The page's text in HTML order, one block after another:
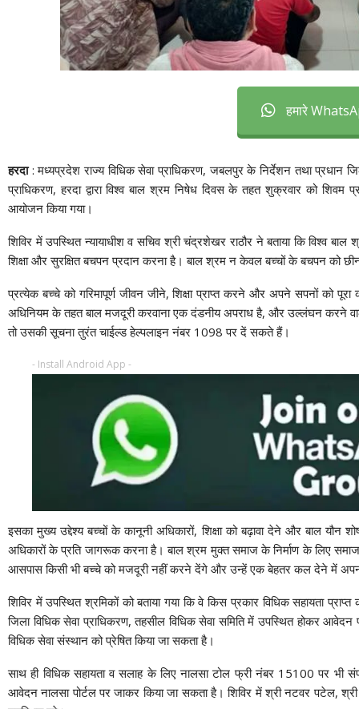
हमारे
हरदा: मध्यप्रदेश राज्य विधिक सेवा प्राधिकरण, जबलपुर के निर्देशन तथा प्रधान
प्राधिकरण, हरदा द्वारा विश्व बाल श्रम निषेध दिवस के तहत शुक्रवार को शिवम
आयोजन किया गया।
शिविर में उपस्थित न्यायाधीश व सचिव श्री चंद्रशेखर राठौर ने बताया कि विश्व
शिक्षा और सुरक्षित बचपन प्रदान करना है। बाल श्रम न केवल बच्चों के बचपन को
प्रत्येक बच्चे को गरिमापूर्ण जीवन जीने, शिक्षा प्राप्त करने और अपने सपनों को
अधिनियम के तहत बाल मजदूरी करवाना एक दंडनीय अपराध है, और उल्लंघन करने
तो उसकी सूचना तुरंत चाईल्ड हेल्पलाइन नंबर 1098 पर दें सकते हैं।
- Install Android App -
इसका मुख्य उद्देश्य बच्चों के कानूनी अधिकारों, शिक्षा को बढ़ावा देने और बाल यौन
अधिकारों के प्रति जागरूक करना है। बाल श्रम मुक्त समाज के निर्माण के लिए
आसपास किसी भी बच्चे को मजदूरी नहीं करने देंगे और उन्हें एक बेहतर कल देने में
शिविर में उपस्थित श्रमिकों को बताया गया कि वे किस प्रकार विधिक सहायता
जिला विधिक सेवा प्राधिकरण, तहसील विधिक सेवा समिति में उपस्थित होकर
विधिक सेवा संस्थान को प्रेषित किया जा सकता है।
साथ ही विधिक सहायता व सलाह के लिए नालसा टोल फ्री नंबर 15100 पर भी
आवेदन नालसा पोर्टल पर जाकर किया जा सकता है। शिविर में श्री नटवर पटेल, श्री